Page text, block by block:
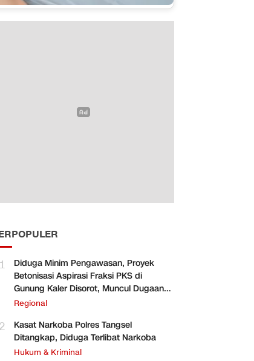
Diduga Minim Pengawasan, Proyek
Betonisasi Aspirasi Fraksi PKS di
Gunung Kaler Disorot, Muncul Dugaan
Pengurangan Volume
Regional
Kasat Narkoba Polres Tangsel
Ditangkap, Diduga Terlibat Narkoba
Hukum & Kriminal